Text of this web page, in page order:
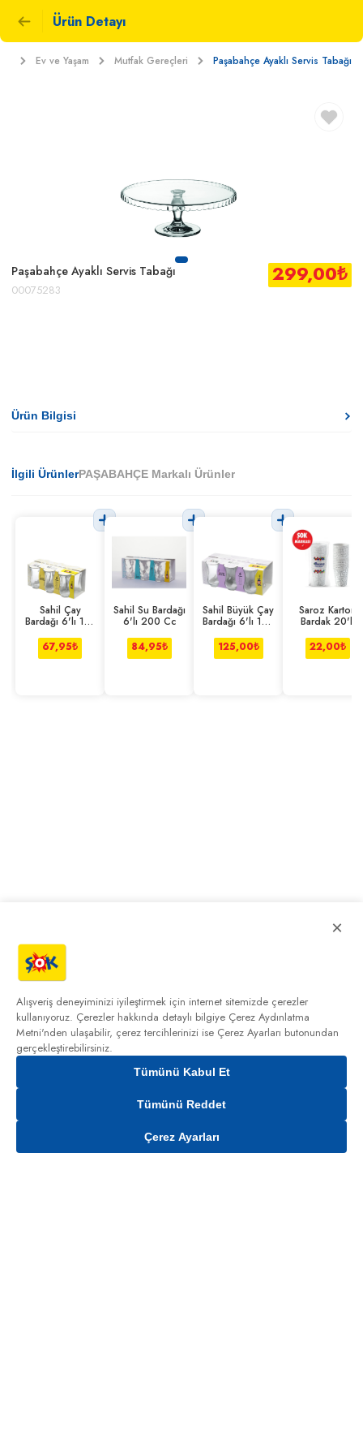
Ürün Detayı
Ev ve Yaşam Mutfak Gereçleri Paşabahçe Ayaklı Servis Tabağı
Paşabahçe Ayaklı Servis Tabağı
00075283
299,00₺
Gelince Haber Ver
Ürün Bilgisi
İlgili ÜrünlerPAŞABAHÇE Markalı Ürünler
Sahil Çay
Bardağı 6'lı 110
67,95₺
Sahil Su Bardağı
6'lı 200 Cc
84,95₺
Sahil Büyük Çay
Bardağı 6'lı 165
125,00₺
Saroz Karton
Bardak 20'li
22,00₺
×
Alışveriş deneyiminizi iyileştirmek için internet sitemizde çerezler
kullanıyoruz. Çerezler hakkında detaylı bilgiye Çerez Aydınlatma
Metni'nden ulaşabilir, çerez tercihlerinizi ise Çerez Ayarları butonundan
gerçekleştirebilirsiniz.
Tümünü Kabul Et
Tümünü Reddet
Çerez Ayarları